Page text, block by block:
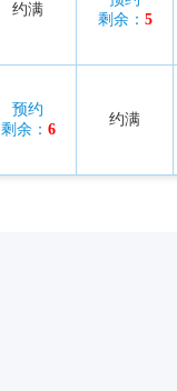
约满
剩余： 5
预约
剩余： 6
约满